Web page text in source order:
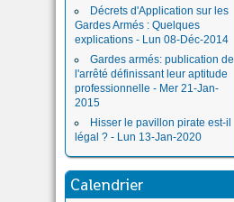
Décrets d'Application sur les
Gardes Armés : Quelques
explications - Lun 08-Déc-2014
Gardes armés: publication de
l'arrêté définissant leur aptitude
professionnelle - Mer 21-Jan-
2015
Hisser le pavillon pirate est-il
légal ? - Lun 13-Jan-2020
Calendrier